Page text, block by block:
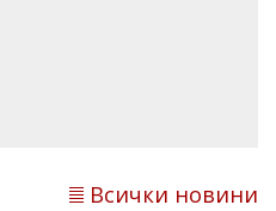
Всички новини